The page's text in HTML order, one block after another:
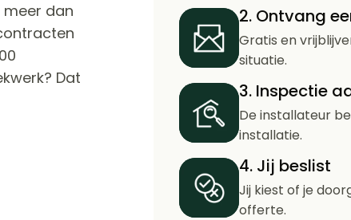
dan
Dat
2. Ontvang
Gratis en
situatie.
3. Inspectie
De installateur
installatie.
4. Jij beslist
Jij kiest of je
offerte.